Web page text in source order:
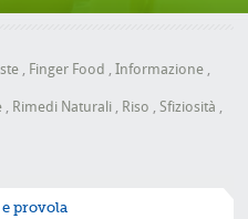
, Finger Food , Informazione ,
, Rimedi Naturali , Riso , Sfiziosità ,
provola